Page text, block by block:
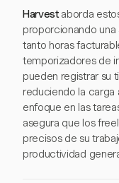
Harvestaborda
proporcionando una
tanto horas
temporizadores de
pueden registrar su
reduciendo la carga
enfoque en las
asegura que los
precisos de su
productividad